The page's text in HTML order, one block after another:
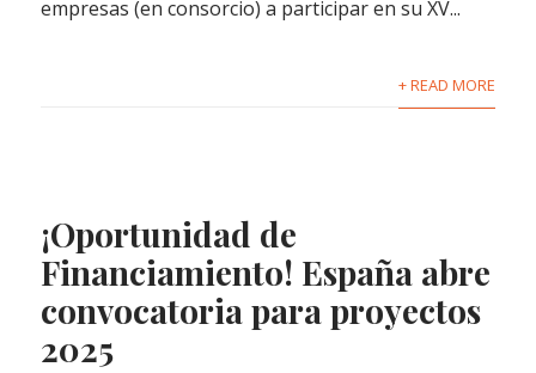
empresas (en consorcio) a participar en su XV...
+ READ MORE
¡Oportunidad de
Financiamiento! España abre
convocatoria para proyectos
2025